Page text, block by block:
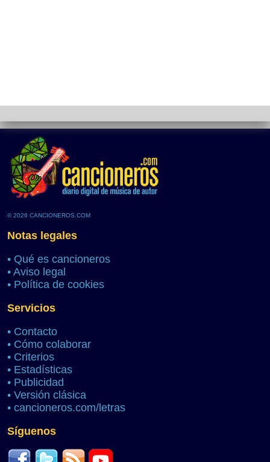
© 2026 CANCIONEROS.COM
Notas legales
• Qué es cancioneros
• Aviso legal
• Política de cookies
Servicios
• Contacto
• Cómo colaborar
• Criterios
• Estadísticas
• Publicidad
• Versión clásica
• cancioneros.com/letras
Síguenos